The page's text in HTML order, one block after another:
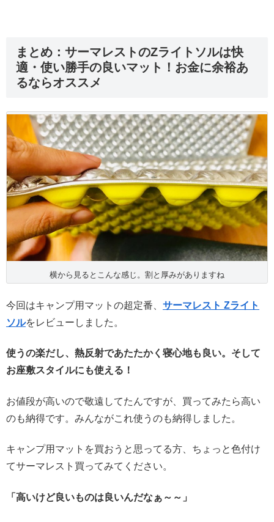
まとめ：サーマレストのZライトソルは快
適・使い勝手の良いマット！お金に余裕あ
るならオススメ
横から見るとこんな感じ。割と厚みがありますね
今回はキャンプ用マットの超定番、 サーマレスト Zライト
ソルをレビューしました。
使うの楽だし、熱反射であたたかく寝心地も良い。そして
お座敷スタイルにも使える！
お値段が高いので敬遠してたんですが、買ってみたら高い
のも納得です。みんながこれ使うのも納得しました。
キャンプ用マットを買おうと思ってる方、ちょっと色付け
てサーマレスト買ってみてください。
「高いけど良いものは良いんだなぁ～～」